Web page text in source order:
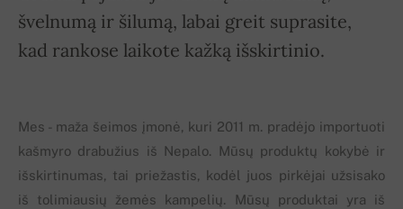
švelnumą ir šilumą, labai greit suprasite,
kad rankose laikote kažką išskirtinio.
Mes - maža šeimos įmonė, kuri 2011 m. pradėjo importuoti
kašmyro drabužius iš Nepalo. Mūsų produktų kokybė ir
išskirtinumas, tai priežastis, kodėl juos pirkėjai užsisako
iš tolimiausių žemės kampelių. Mūsų produktai yra iš